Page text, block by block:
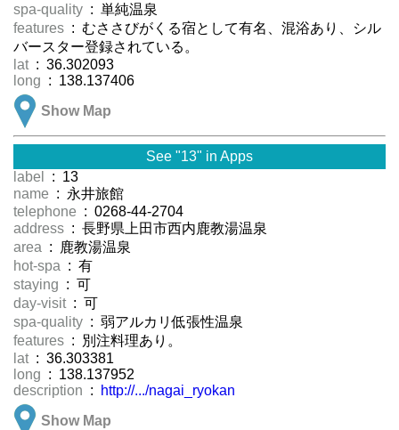
spa-quality : 単純温泉
features : むささびがくる宿として有名、混浴あり、シル
バースター登録されている。
lat : 36.302093
long : 138.137406
Show Map
See "13" in Apps
label
: 13
name : 永井旅館
telephone : 0268-44-2704
address : 長野県上田市西内鹿教湯温泉
area : 鹿教湯温泉
hot-spa : 有
staying : 可
day-visit : 可
spa-quality : 弱アルカリ低張性温泉
features : 別注料理あり。
lat : 36.303381
long : 138.137952
description :
http://.../nagai_ryokan
Show Map